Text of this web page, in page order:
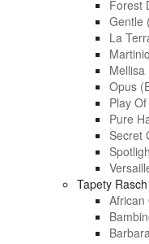
Forest
Gentle
La
Opus
Play
Pure
Secret
Tapety Rasch